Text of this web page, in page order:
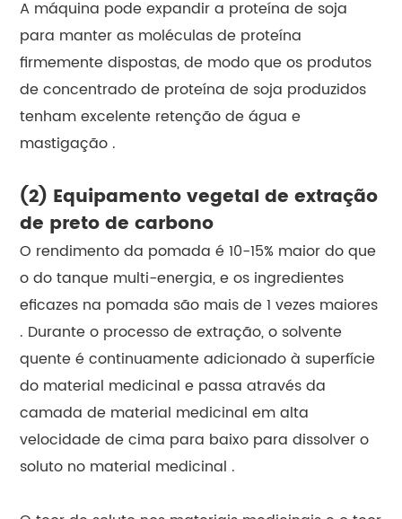
A máquina pode expandir a proteína de soja
para manter as moléculas de proteína
firmemente dispostas, de modo que os produtos
de concentrado de proteína de soja produzidos
tenham excelente retenção de água e
mastigação .
(2) Equipamento vegetal de extração
de preto de carbono
O rendimento da pomada é 10-15% maior do que
o do tanque multi-energia, e os ingredientes
eficazes na pomada são mais de 1 vezes maiores
. Durante o processo de extração, o solvente
quente é continuamente adicionado à superfície
do material medicinal e passa através da
camada de material medicinal em alta
velocidade de cima para baixo para dissolver o
soluto no material medicinal .